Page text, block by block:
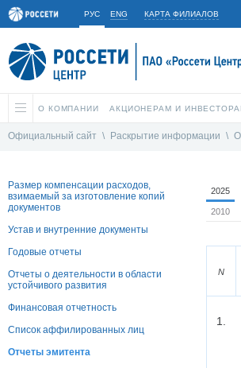
РУС ENG КАРТА ФИЛИАЛОВ
О КОМПАНИИ АКЦИОНЕРАМ И
Официальный сайт \ Раскрытие информации \
Размер компенсации расходов,
взимаемый за изготовление копий
документов
Устав и внутренние документы
Годовые отчеты
Отчеты о деятельности в области
устойчивого развития
Финансовая отчетность
Список аффилированных лиц
Отчеты эмитента
2025
2010
N
1.